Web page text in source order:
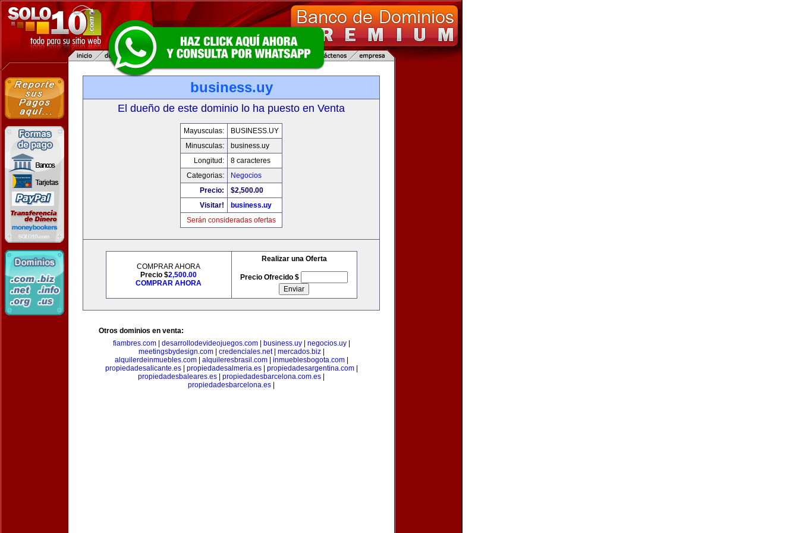
business.uy
El dueño de este dominio lo ha puesto en Venta
Mayusculas:
BUSINESS.UY
Minusculas:
business.uy
Longitud:
8 caracteres
Categorias:
Negocios
Precio:
$2,500.00
Visitar!
business.uy
Serán consideradas ofertas
COMPRAR AHORA
Precio $2,500.00
COMPRAR AHORA
Realizar una Oferta
Precio Ofrecido $
Otros dominios en venta:
fiambres.com| desarrollodevideojuegos.com| business.uy| negocios.uy|
meetingsbydesign.com| credenciales.net| mercados.biz|
alquilerdeinmuebles.com| alquileresbrasil.com| inmueblesbogota.com|
propiedadesalicante.es| propiedadesalmeria.es| propiedadesargentina.com|
propiedadesbaleares.es
propiedadesbarcelona.com.es
propiedadesbarcelona.es